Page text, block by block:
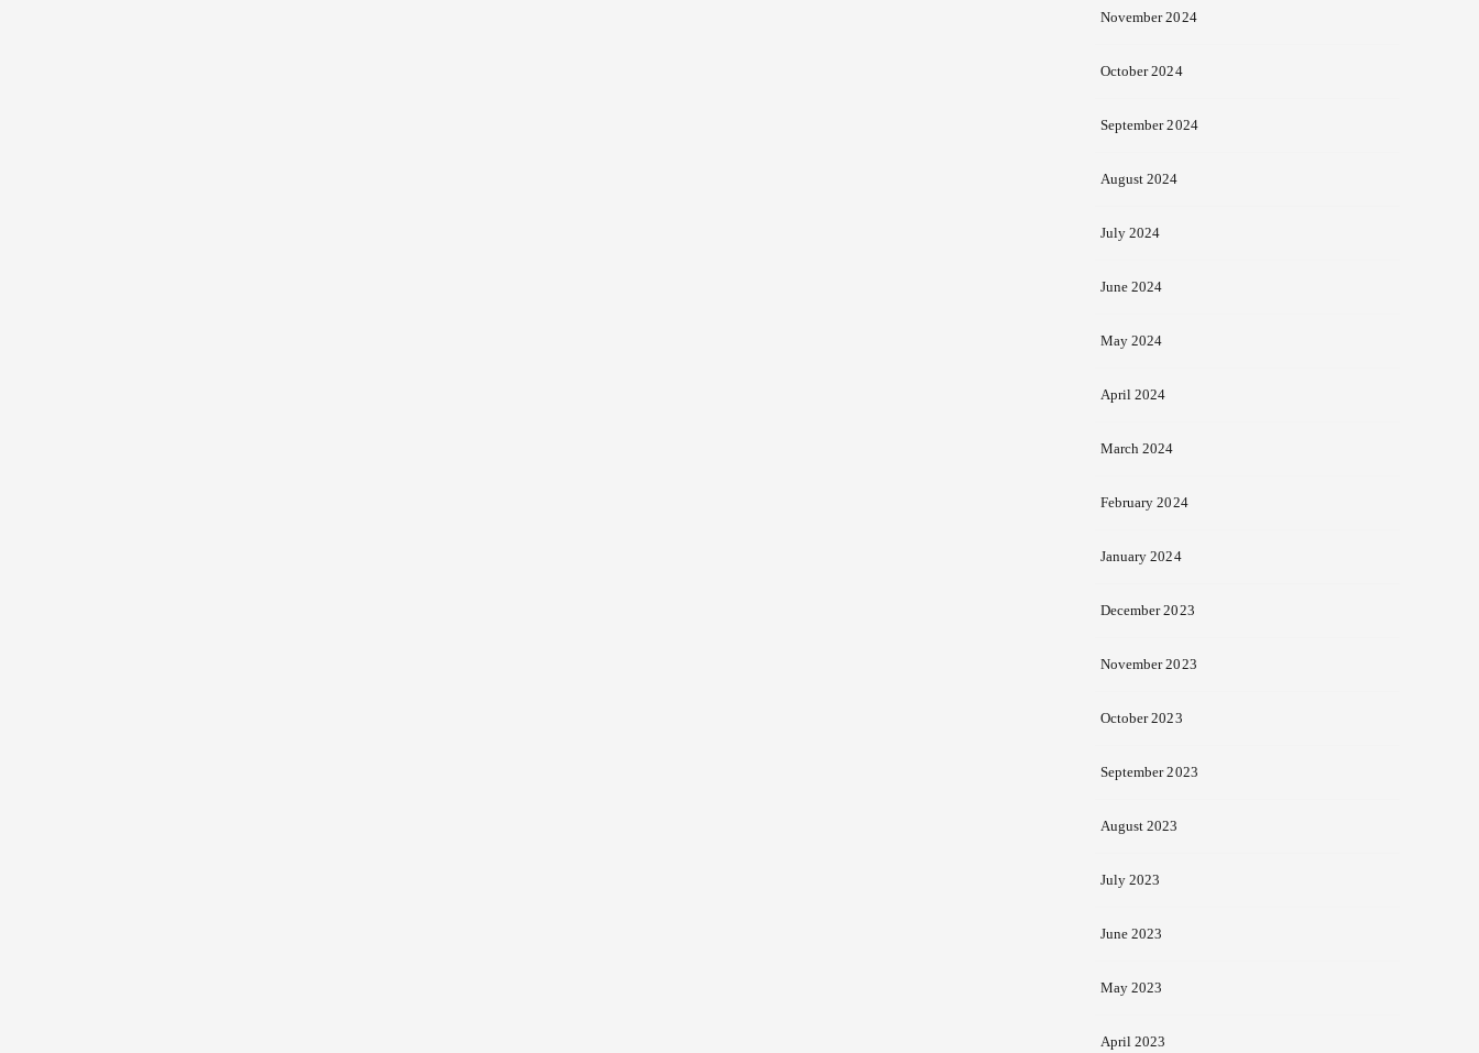
November 2024
October 2024
September 2024
August 2024
July 2024
June 2024
May 2024
April 2024
March 2024
February 2024
January 2024
December 2023
November 2023
October 2023
September 2023
August 2023
July 2023
June 2023
May 2023
April 2023